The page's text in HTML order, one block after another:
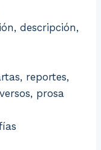
descripción,
reportes,
prosa